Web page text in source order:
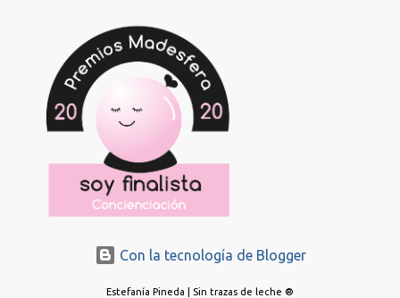
Con la tecnología de Blogger
Estefanía Pineda | Sin trazas de leche ®